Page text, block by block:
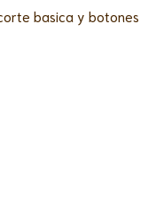
basica y botones